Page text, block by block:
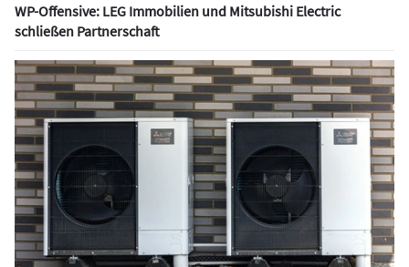
WP-Offensive: LEG Immobilien und Mitsubishi Electric
schließen Partnerschaft